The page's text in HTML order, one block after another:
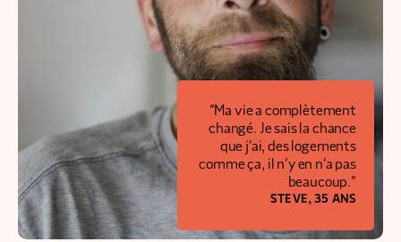
“Ma vie a complètement
changé. Je sais la chance
que j’ai, des logements
comme ça, il n’y en n’a pas
beaucoup.”
STEVE,35 ANS